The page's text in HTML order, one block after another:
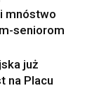
mnóstwo
seniorom
już
na Placu